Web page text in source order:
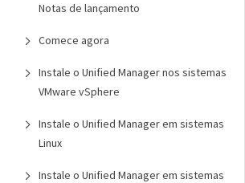
Notas de lançamento
Comece agora
Instale o Unified Manager nos sistemas
VMware vSphere
Instale o Unified Manager em sistemas
Linux
Instale o Unified Manager em sistemas